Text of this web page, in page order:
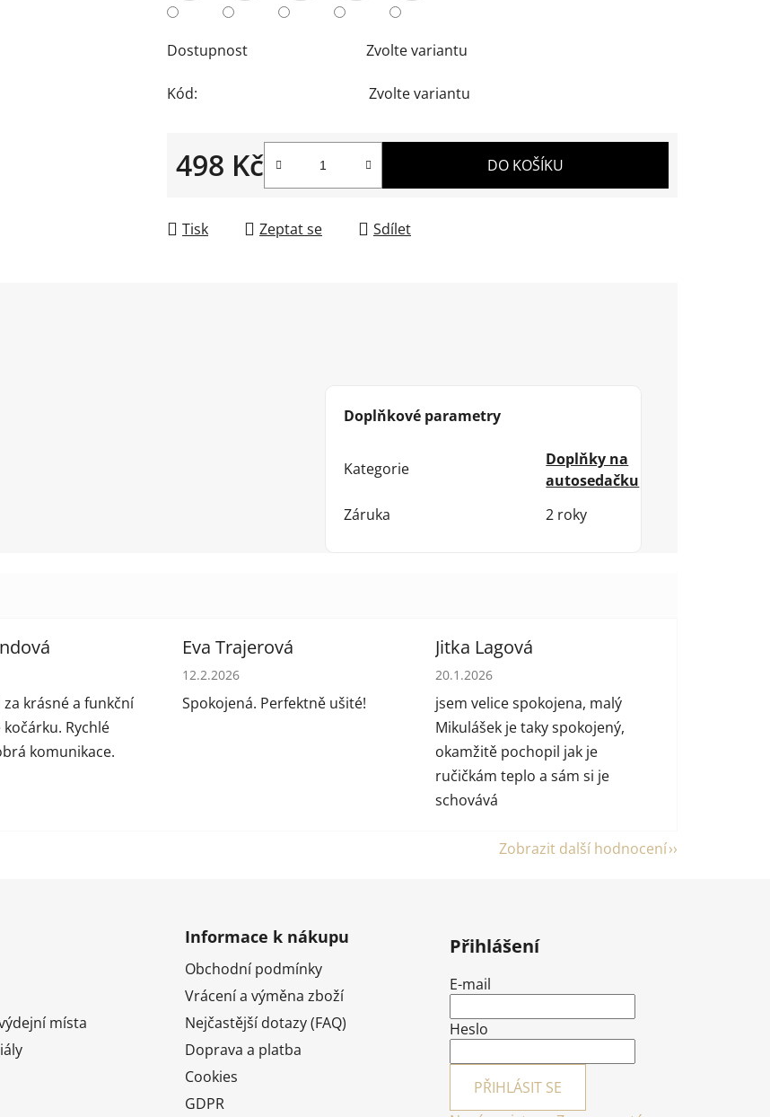
Dostupnost Zvolte variantu
Kód: Zvolte variantu
498 Kč DO KOŠÍKU
Tisk Zeptat se Sdílet
Doplňkové parametry
Kategorie
Doplňky na
autosedačku
Záruka
2 roky
je 5 z 5 hvězdiček.
krásné a funkční
Rychlé
komunikace.
Eva Trajerová
Hodnocení obchodu je 5 z 5 hvězdiček.
12.2.2026
Spokojená. Perfektně ušité!
Jitka Lagová
Hodnocení obchodu je 5 z 5 hvězdiček.
20.1.2026
jsem velice spokojena, malý
Mikulášek je taky spokojený,
okamžitě pochopil jak je
ručičkám teplo a sám si je
schovává
Zobrazit další hodnocení
místa
Informace k nákupu
Obchodní podmínky
Vrácení a výměna zboží
Nejčastější dotazy (FAQ)
Doprava a platba
Cookies
GDPR
Přihlášení
E-mail
Heslo
PŘIHLÁSIT SE